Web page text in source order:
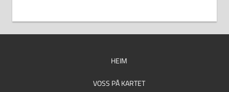
HEIM
VOSS PÅ KARTET